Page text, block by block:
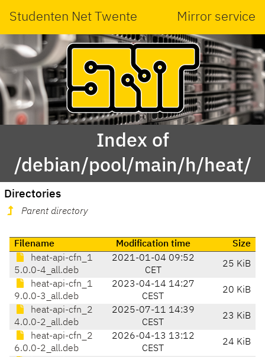
Studenten Net Twente Mirror service
Index of
/debian/pool/main/h/heat/
Directories
Parent directory
Filename Modification time
Size
heat-api-cfn_1
5.0.0-4_all.deb
2021-01-04 09:52
CET
25 KiB
heat-api-cfn_1
9.0.0-3_all.deb
2023-04-14 14:27
CEST
20 KiB
heat-api-cfn_2
4.0.0-2_all.deb
2025-07-11 14:39
CEST
23 KiB
heat-api-cfn_2
6.0.0-2_all.deb
2026-04-13 13:12
CEST
24 KiB